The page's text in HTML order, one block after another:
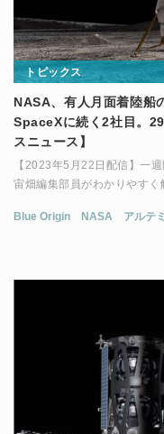
トピックス
NASA、有人月面着陸船
SpaceXに続く2社目。
スニュース】
【2023年5月22日配信】一
宙畑編集部員がわかりやすく
Blue Origin NASA アルテ